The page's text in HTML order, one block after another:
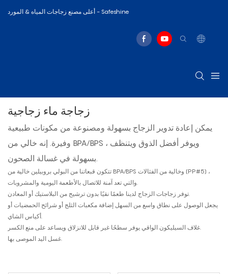
أعلى مصنع زجاجات المياه & المورد - Safeshine
زجاجة ماء زجاجية
يمكن إعادة تدوير الزجاج بسهولة ومصنوعة من مكونات طبيعية
وفيرة. إنه خالي من BPA/BPS ، ويوفر أفضل الذوق ويتنظف
تتكون قبعاتنا من البولي بروبيلين خالية من BPA/BPS وخالية من الفثالات (PP#5) ،
يجعل الوصول على نطاق واسع من السهل إضافة مكعبات الثلج أو شرائح الحمضيات أو
غلاف السيليكون الواقي